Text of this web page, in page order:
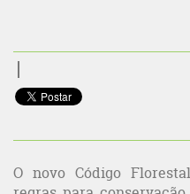
O novo Código